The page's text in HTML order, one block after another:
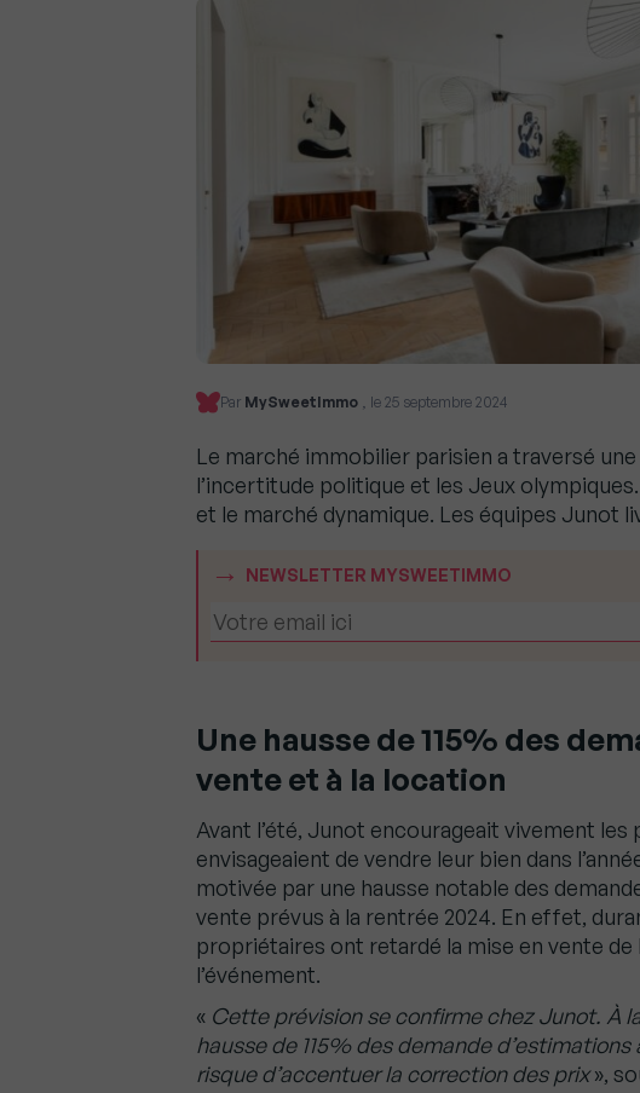
Par MySweetImmo , le 25 septembre 2024
Le marché immobilier parisien a traversé
l’incertitude politique et les Jeux
et le marché dynamique. Les équipes Junot
NEWSLETTER MYSWEETIMMO
Une hausse de 115% des
vente et à la location
Avant l’été, Junot encourageait vivement
envisageaient de vendre leur bien dans
motivée par une hausse notable des
vente prévus à la rentrée 2024. En effet,
propriétaires ont retardé la mise en vente
l’événement.
« Cette prévision se confirme chez Junot. À
hausse de 115% des demande
risque d’accentuer la correction des prix»,